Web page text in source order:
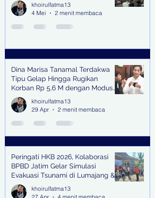
khoirulfatma13
4 Mei
2 menit membaca
Dina Marisa Tanamal Terdakwa
Tipu Gelap Hingga Rugikan
Korban Rp 5,6 M dengan Modus
Kerja Sama Impor Bodong
khoirulfatma13
29 Apr
2 menit membaca
Peringati HKB 2026, Kolaborasi
BPBD Jatim Gelar Simulasi
Evakuasi Tsunami di Lumajang &
Trenggalek
khoirulfatma13